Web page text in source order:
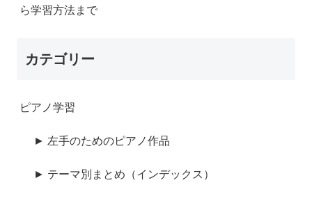
ら学習方法まで
カテゴリー
ピアノ学習
► 左手のためのピアノ作品
► テーマ別まとめ（インデックス）